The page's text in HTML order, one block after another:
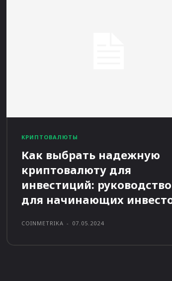
КРИПТОВАЛЮТЫ
Как выбрать надежную
криптовалюту для
инвестиций: руководство
для начинающих
COINMETRIKA - 07.05.2024